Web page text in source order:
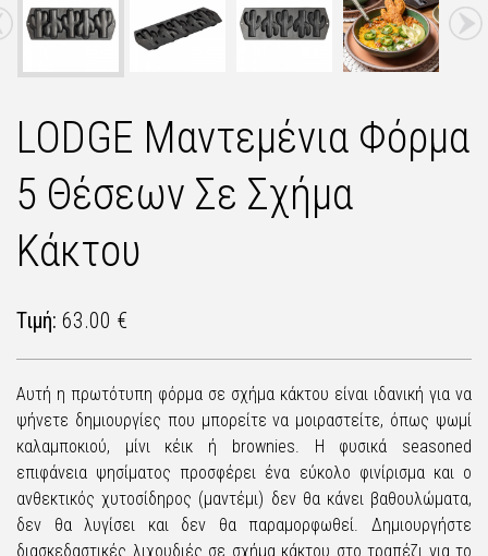
LODGE Μαντεμένια Φόρμα
5 Θέσεων Σε Σχήμα
Κάκτου
Τιμή: 63.00 €
Αυτή η πρωτότυπη φόρμα σε σχήμα κάκτου είναι ιδανική για να
ψήνετε δημιουργίες που μπορείτε να μοιραστείτε, όπως ψωμί
καλαμποκιού, μίνι κέικ ή brownies. Η φυσικά seasoned
επιφάνεια ψησίματος προσφέρει ένα εύκολο φινίρισμα και ο
ανθεκτικός χυτοσίδηρος (μαντέμι) δεν θα κάνει βαθουλώματα,
δεν θα λυγίσει και δεν θα παραμορφωθεί. Δημιουργήστε
διασκεδαστικές λιχουδιές σε σχήμα κάκτου στο τραπέζι για το